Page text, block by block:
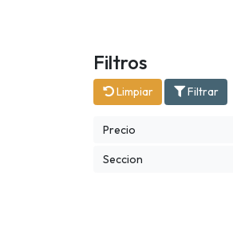
Filtros
Limpiar Filtrar
Precio
Seccion